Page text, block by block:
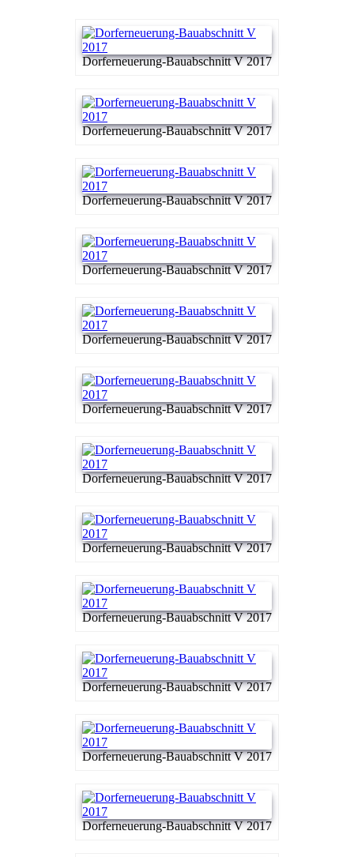
Dorferneuerung-Bauabschnitt V 2017
Dorferneuerung-Bauabschnitt V 2017
Dorferneuerung-Bauabschnitt V 2017
Dorferneuerung-Bauabschnitt V 2017
Dorferneuerung-Bauabschnitt V 2017
Dorferneuerung-Bauabschnitt V 2017
Dorferneuerung-Bauabschnitt V 2017
Dorferneuerung-Bauabschnitt V 2017
Dorferneuerung-Bauabschnitt V 2017
Dorferneuerung-Bauabschnitt V 2017
Dorferneuerung-Bauabschnitt V 2017
Dorferneuerung-Bauabschnitt V 2017